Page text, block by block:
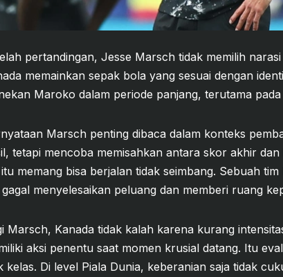
pertandingan, Jesse Marsch tidak memilih
memainkan sepak bola yang sesuai dengan
Maroko dalam periode panjang, terutama
Marsch penting dibaca dalam konteks
tetapi mencoba memisahkan antara skor akhir
memang bisa berjalan tidak seimbang. Sebuah
gagal menyelesaikan peluang dan memberi ruang
Marsch, Kanada tidak kalah karena kurang
aksi penentu saat momen krusial datang. Itu
kelas. Di level Piala Dunia, keberanian saja tidak